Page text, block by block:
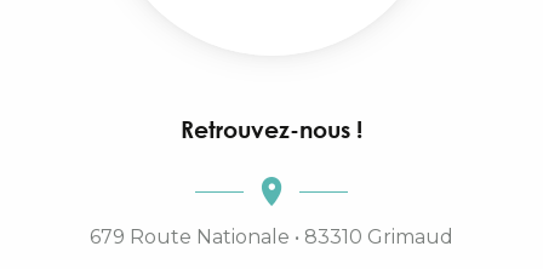
Retrouvez-nous !
679 Route Nationale • 83310 Grimaud